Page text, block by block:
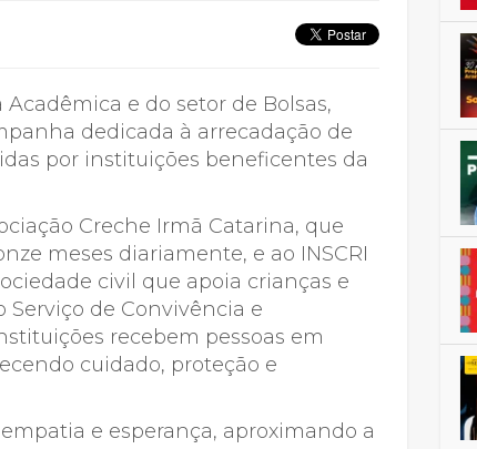
Acadêmica e do setor de Bolsas,
dedicada à arrecadação de
por instituições beneficentes da
Creche Irmã Catarina, que
meses diariamente, e ao INSCRI
civil que apoia crianças e
Serviço de Convivência e
recebem pessoas em
cuidado, proteção e
e esperança, aproximando a